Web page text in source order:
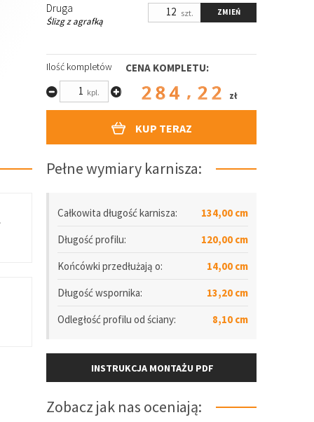
Druga
Ślizg z agrafką
szt. ZMIEŃ
Ilość kompletów
kpl.
CENA KOMPLETU:
284.22 zł
KUP TERAZ
Pełne wymiary karnisza:
Całkowita długość karnisza:
134,00 cm
Długośćprofilu:
120,00 cm
Końcówki przedłużają o:
14,00 cm
Długość wspornika:
13,20 cm
Odległośćprofilu od ściany: 8,10 cm
INSTRUKCJA MONTAŻU PDF
Zobacz jak nas oceniają: